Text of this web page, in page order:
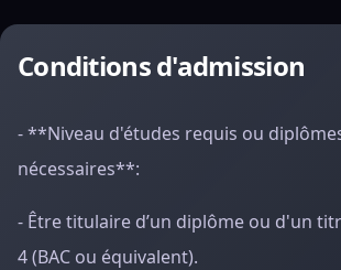
Conditions d'admission
- **Niveau d'études requis ou
nécessaires**:
- Être titulaire d’un diplôme ou d'un
4 (BAC ou équivalent).